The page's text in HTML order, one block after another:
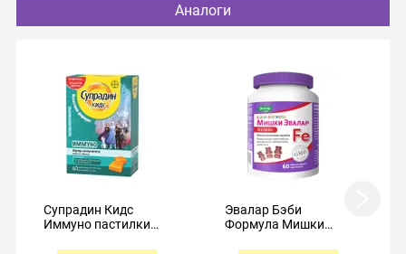
Аналоги
Супрадин Кидс
Иммуно пастилки
Эвалар Бэби
Формула Мишки